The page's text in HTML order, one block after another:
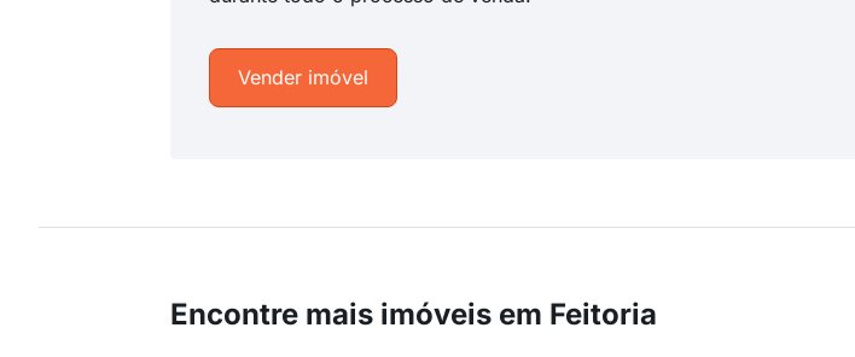
Vender imóvel
Encontre mais imóveis em Feitoria